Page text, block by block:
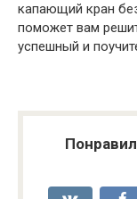
капающий кран
поможет вам
успешный и